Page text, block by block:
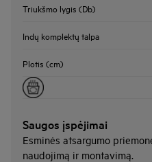
Triukšmo lygis (Db)
Indų komplektų talpa
Plotis (cm)
Saugos įspėjimai
Esminės atsargumo
naudojimą ir montavimą.